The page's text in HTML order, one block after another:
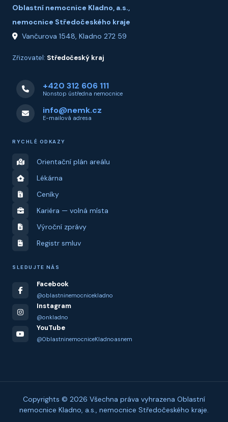
Oblastní nemocnice Kladno, a.s.,
nemocnice Středočeského kraje
Vančurova 1548, Kladno 272 59
Zřizovatel: Středočeský kraj
+420 312 606 111
Nonstop ústředna nemocnice
info@nemk.cz
E-mailová adresa
RYCHLÉ ODKAZY
Orientační plán areálu
Lékárna
Ceníky
Kariéra — volná místa
Výroční zprávy
Registr smluv
SLEDUJTE NÁS
Facebook
@oblastninemocnicekladno
Instagram
@onkladno
YouTube
@OblastninemocniceKladnoasnem
Copyrights © 2026 Všechna práva vyhrazena Oblastní
nemocnice Kladno, a.s., nemocnice Středočeského kraje.